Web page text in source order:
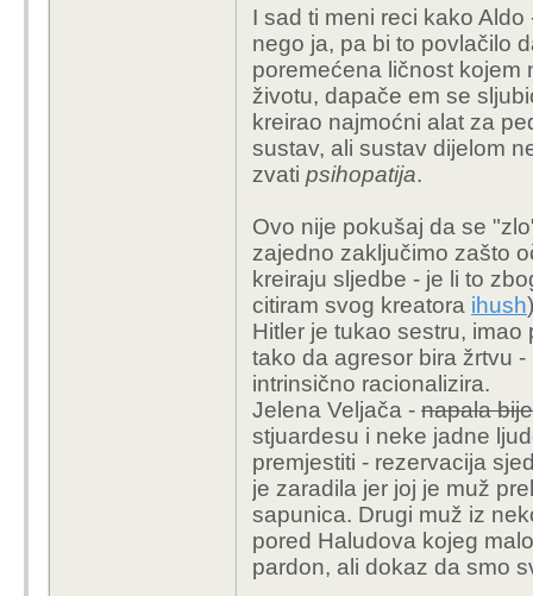
I sam si u nekom postu naveo sto
prethodne adminstracije (WMD,
ubrzala 100x puta, i radi stvari
rezultat toga sto su najednom
normalizacije odredenih stvari.
je onome tko je zrtva ICE-a
americkim intervencijama
neke nemanicne odluke
I sad ti meni reci kako
nego ja, pa bi to povlačilo
poremećena ličnost kojem
životu, dapače em se
kreirao najmoćni alat za
sustav, ali sustav dijelom
zvati psihopatija.
Ovo nije pokušaj da se
zajedno zaključimo zašto
kreiraju sljedbe - je li to
citiram svog kreatora ihush
Hitler je tukao sestru,
tako da agresor bira žrtvu
intrinsično racionalizira.
Jelena Veljača - napala
stjuardesu i neke jadne
premjestiti - rezervacija
je zaradila jer joj je muž
sapunica. Drugi muž iz
pored Haludova kojeg
pardon, ali dokaz da smo